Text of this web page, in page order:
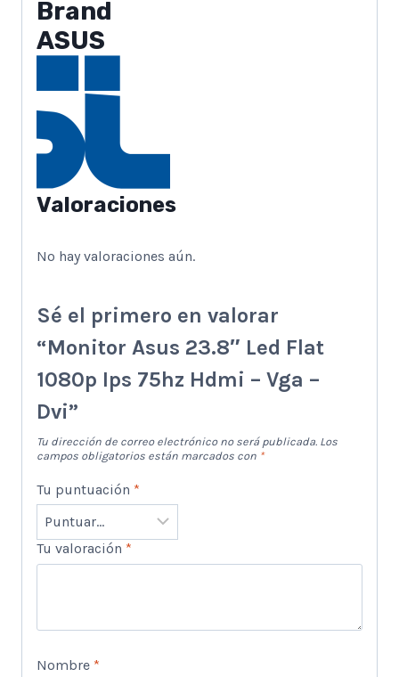
Brand
ASUS
Valoraciones
No hay valoraciones aún.
Sé el primero en valorar
“Monitor Asus 23.8″ Led Flat
1080p Ips 75hz Hdmi – Vga –
Dvi”
Tu dirección de correo electrónico no será publicada. Los
campos obligatorios están marcados con *
Tu puntuación *
Tu valoración *
Nombre *